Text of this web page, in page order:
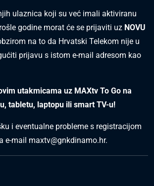
ulaznica koji su već imali aktiviranu
godine morat će se prijaviti uz NOVU
na to da Hrvatski Telekom nije u
prijavu s istom e-mail adresom kao
utakmicama uz MAXtv To Go na
tabletu, laptopu ili smart TV-u!
i eventualne probleme s registracijom
e-mail maxtv@gnkdinamo.hr.